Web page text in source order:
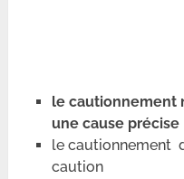
le cautionnement
une cause précise
le cautionnement
caution